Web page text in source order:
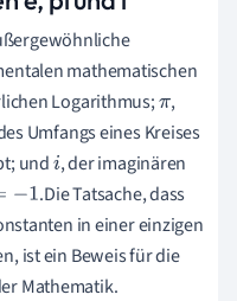
mathematischen
Logarithmus;π,
Umfangs eines Kreises
undi, der imaginären
1
.Die Tatsache, dass
in einer einzigen
ist ein Beweis für die
Mathematik.